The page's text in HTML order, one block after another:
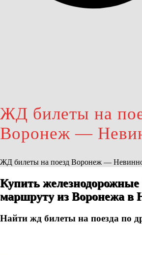
ЖД билеты на
Воронеж —
ЖД билеты на поезд Воронеж —
Купить
маршруту из Воронежа в
Найти жд билеты на поезда по